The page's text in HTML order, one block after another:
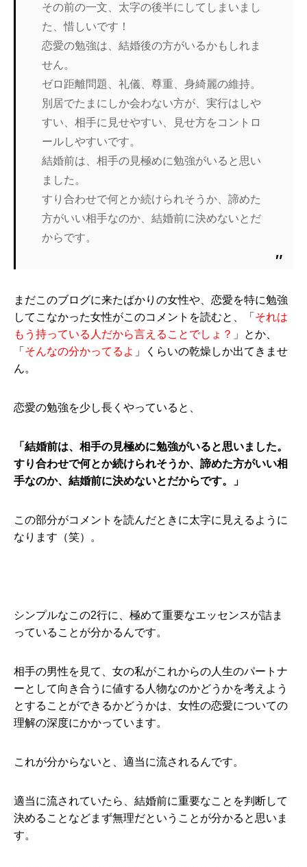
その前の一文、太字の後半にしてしまいまし
た、惜しいです！
恋愛の勉強は、結婚後の方がいるかもしれま
せん。
ゼロ距離問題、礼儀、尊重、身綺麗の維持。
別居でたまにしか会わない方が、実行はしや
すい、相手に見せやすい、見せ方をコントロ
ールしやすいです。
結婚前は、相手の見極めに勉強がいると思い
ました。
すり合わせで何とか続けられそうか、諦めた
方がいい相手なのか、結婚前に決めないとだ
からです。
まだこのブログに来たばかりの女性や、恋愛を特に勉強
してこなかった女性がこのコメントを読むと、「 それは
もう持っている人だから言えることでしょ？ 」とか、
「 そんなの分かってるよ 」くらいの乾燥しか出てきませ
ん。
恋愛の勉強を少し長くやっていると、
「結婚前は、相手の見極めに勉強がいると思いました。
すり合わせで何とか続けられそうか、諦めた方がいい相
手なのか、結婚前に決めないとだからです。」
この部分がコメントを読んだときに太字に見えるように
なります（笑）。
シンプルなこの2行に、極めて重要なエッセンスが詰ま
っていることが分かるんです。
相手の男性を見て、女の私がこれからの人生のパートナ
ーとして向き合うに値する人物なのかどうかを考えよう
とすることができるかどうかは、女性の恋愛についての
理解の深度にかかっています。
これが分からないと、適当に流されるんです。
適当に流されていたら、結婚前に重要なことを判断して
決めることなどまず無理だということが分かると思いま
す。